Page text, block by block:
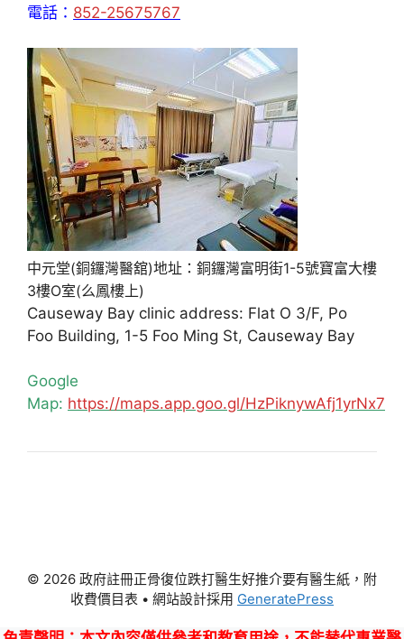
電話： 852-25675767
中元堂(銅鑼灣醫舘)地址：銅鑼灣富明街1-5號寶富大樓
3樓O室(么鳳樓上)
Causeway Bay clinic address: Flat O 3/F, Po
Foo Building, 1-5 Foo Ming St, Causeway Bay
Google
Map: https://maps.app.goo.gl/HzPiknywAfj1yrNx7
© 2026 政府註冊正骨復位跌打醫生好推介要有醫生紙，附
收費價目表 • 網站設計採用 GeneratePress